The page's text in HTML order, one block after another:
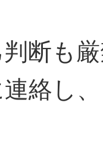
断も
連絡し